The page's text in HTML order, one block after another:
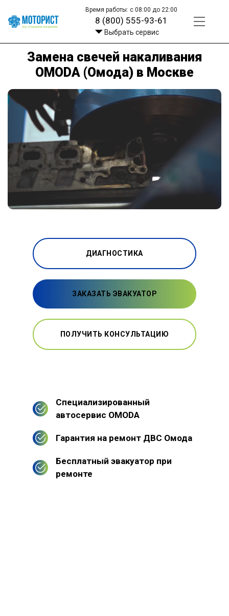
Время работы: с 08:00 до 22:00
8 (800) 555-93-61
Выбрать сервис
Замена свечей накаливания
OMODA (Омода) в Москве
ДИАГНОСТИКА
ЗАКАЗАТЬ ЭВАКУАТОР
ПОЛУЧИТЬ КОНСУЛЬТАЦИЮ
Специализированный
автосервис OMODA
Гарантия на ремонт ДВС Омода
Бесплатный эвакуатор при
ремонте